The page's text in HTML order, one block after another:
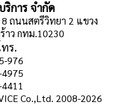
ริการ จำกัด
ถนนสตรีวิทยา 2 แขวง
าว กทม.10230
ร.
976
Co.,Ltd. 2008-2026